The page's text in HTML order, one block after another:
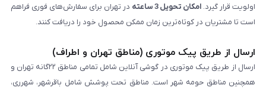
اولویت قرار گیرد. امکان تحویل 3 ساعته
در تهران برای سفارش‌های فوری فراهم
است تا مشتریان در کوتاه‌ترین زمان ممکن محصول خود را دریافت کنند.
ارسال از طریق پیک موتوری (مناطق تهران و اطراف)
ارسال از طریق پیک موتوری در گوشی آنلاین شامل تمامی مناطق ۲۲گانه تهران و
همچنین مناطق حومه شهر است. مناطق تحت پوشش شامل باقرشهر، شهرری،